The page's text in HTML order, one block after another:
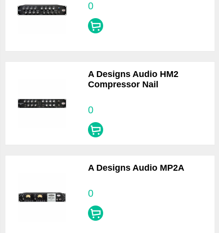
0
A Designs Audio HM2
Compressor Nail
0
A Designs Audio MP2A
0